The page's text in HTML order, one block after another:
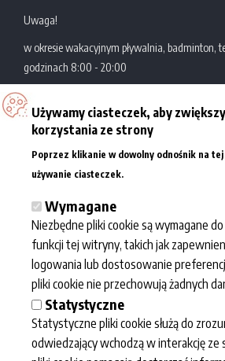
Uwaga!
w okresie wakacyjnym pływalnia, badminton,
godzinach 8:00 - 20:00
Zatoka Sportu
Akademickie Centrum
Sportowo-Dydaktyczne
Politechniki Łódzkiej
Al.
tel.: +48 42
Współpraca
Dla mediów
Eventy
Dla szkół
Informacje
Regulaminy
Przetwarzanie
danych osobowych
prywatności
Deklaracja
Używamy ciasteczek, aby
korzystania ze strony
Poprzez klikanie w dowolny odnośnik na
używanie ciasteczek.
Wymagane
Niezbędne pliki cookie są wymagane
funkcji tej witryny, takich jak
logowania lub dostosowanie
pliki cookie nie przechowują żadnych
Statystyczne
Statystyczne pliki cookie służą do
odwiedzający wchodzą w interakcję